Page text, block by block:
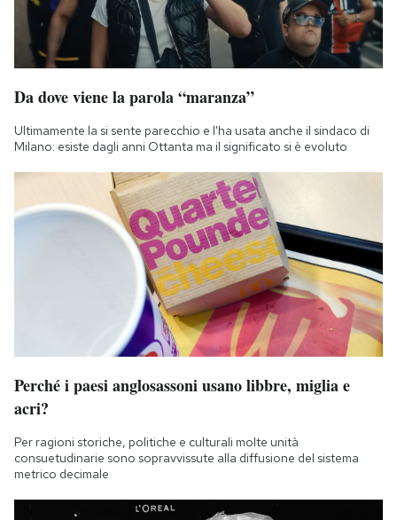
Da dove viene la parola “maranza”
Ultimamente la si sente parecchio e l'ha usata anche il sindaco di
Milano: esiste dagli anni Ottanta ma il significato si è evoluto
Perché i paesi anglosassoni usano libbre, miglia e
acri?
Per ragioni storiche, politiche e culturali molte unità
consuetudinarie sono sopravvissute alla diffusione del sistema
metrico decimale